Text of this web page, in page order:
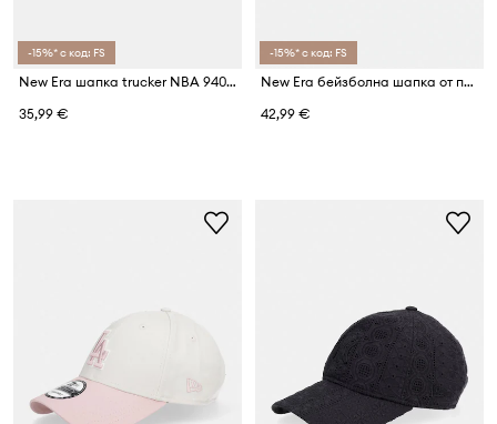
-15%* с код: FS
New Era шапка trucker NBA 940 MC TRUCKER BULLS
35,99 €
-15%* с код: FS
New Era бейзболна шапка от памучна материя DENIM 920 LA DODGERS
42,99 €